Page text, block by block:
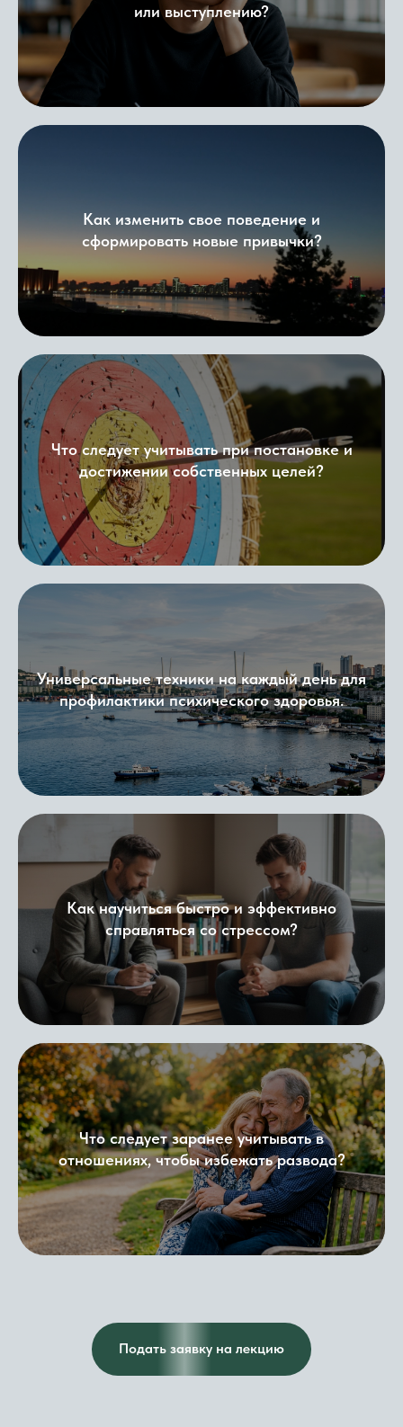
или выступлению?
Как изменить свое поведение и
сформировать новые привычки?
Что следует учитывать при постановке и
достижении собственных целей?
Универсальные техники на каждый день для
профилактики психического здоровья.
Как научиться быстро и эффективно
справляться со стрессом?
Что следует заранее учитывать в
отношениях, чтобы избежать развода?
Подать заявку на лекцию